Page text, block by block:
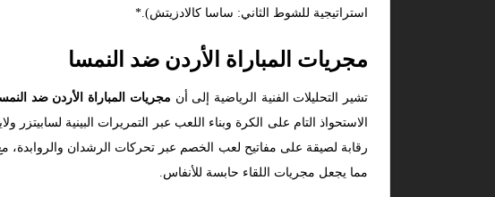
استراتيجية للشوط الثاني: ساسا كالادزيتش).*
مجريات المباراة الأردن ضد النمسا
تشير التحليلات الفنية الرياضية إلى أن مجريات المباراة الأردن ضد
الاستحواذ التام على الكرة وبناء اللعب عبر التمريرات البينية
رقابة لصيقة على مفاتيح لعب الخصم عبر تحركات الرشدان والروابدة،
مما يجعل مجريات اللقاء حابسة للأنفاس.